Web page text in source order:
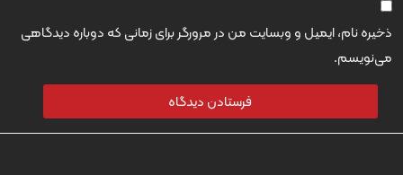
ذخیره نام، ایمیل و وبسایت من در مرورگر برای زمانی که دوباره دیدگاهی
می‌نویسم.